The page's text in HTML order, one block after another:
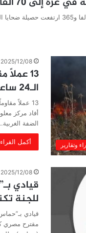
وتقارير
2025/12/08
13
الـ24 ساعة الماضية
أفاد مركز
الضفة
أكمل
2025/12/08
قيادي
للجنة
قيادي
مقترح مصري